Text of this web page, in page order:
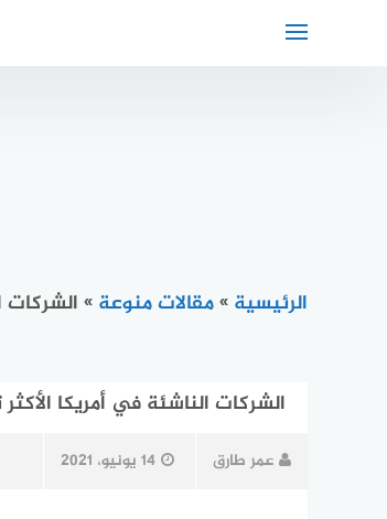
الرئيسية »مقالات منوعة » الشركات
الشركات الناشئة في أمريكا الأكثر تأثيرًا خلال
عمر طارق 14 يونيو، 2021